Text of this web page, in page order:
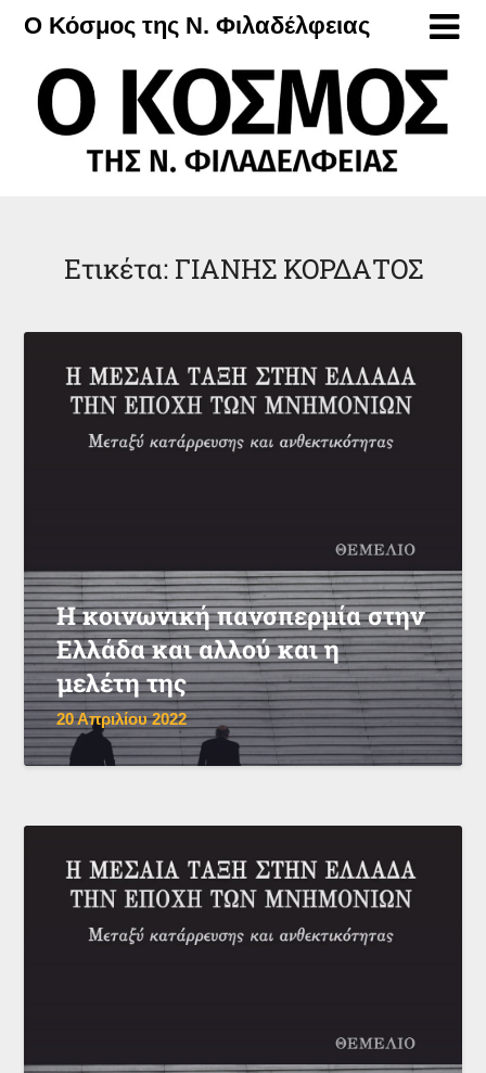
Μετάβαση
περιεχόμενο
Ο Κόσμος της Ν. Φιλαδέλφειας
Ετικέτα: ΓΙΑΝΗΣ ΚΟΡΔΑΤΟΣ
Η κοινωνική πανσπερμία στην
Ελλάδα και αλλού και η
μελέτη της
20 Απριλίου 2022